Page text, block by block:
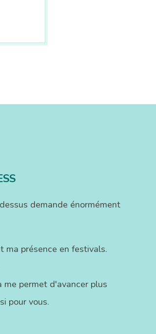
demande énormément
ma présence en festivals.
me permet d'avancer plus
pour vous.